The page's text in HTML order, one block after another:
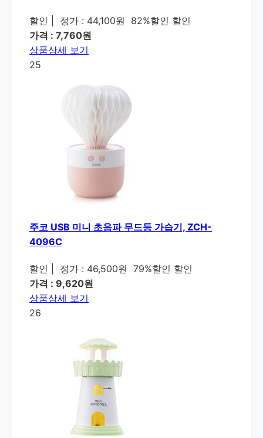
할인 정가 : 44,100원
82%할인 할인
가격 : 7,760원
상품상세 보기
25
주코 USB 미니 초음파 무드등 가습기, ZCH-
4096C
할인 정가 : 46,500원 79%할인 할인
가격 : 9,620원
상품상세 보기
26